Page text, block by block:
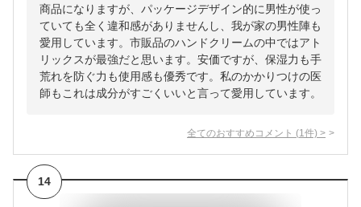
商品になりますが、パッケージデザイン的に男性が使っ
ていても全く違和感がありませんし、我が家の男性陣も
愛用しています。市販品のハンドクリームの中ではアト
リックスが最強だと思います。安価ですが、保湿力も手
荒れを防ぐ力も使用感も優秀です。私のかかりつけの医
師もこれは成分がすごくいいと言って愛用しています。
全てのおすすめコメント (1 件) >
14